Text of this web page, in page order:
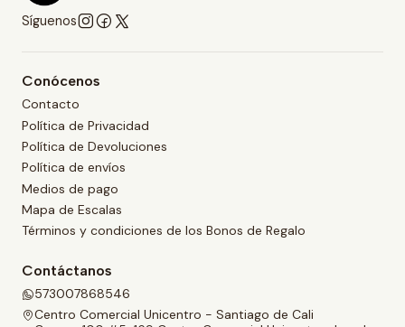
Síguenos
Conócenos
Contacto
Política de Privacidad
Política de Devoluciones
Política de envíos
Medios de pago
Mapa de Escalas
Términos y condiciones de los Bonos de Regalo
Contáctanos
573007868546
Centro Comercial Unicentro - Santiago de Cali